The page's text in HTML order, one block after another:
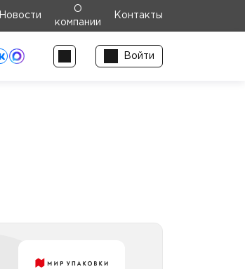
Новости
О
компании
Контакты
Войти
санузлов и сантехники